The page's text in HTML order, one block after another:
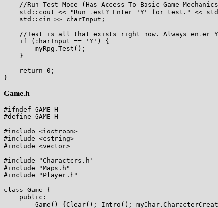
//Run Test Mode (Has Access To Basic Game
std::cout << "Run test? Enter 'Y' for test." <<
    std::cin >> charInput;
//Test is all that exists right now. Always enter
    if (charInput == 'Y') {
        myRpg.Test();
    }
    return 0;
Game.h
#ifndef GAME_H
#define GAME_H
#include <iostream>
#include <cstring>
#include <vector>
#include "Characters.h"
#include "Maps.h"
#include "Player.h"
class Game {
    public:
Game() {Clear(); Intro();